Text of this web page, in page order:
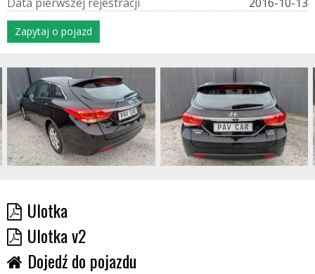
Zapytaj o pojazd
Ulotka
Ulotka v2
Dojedź do pojazdu